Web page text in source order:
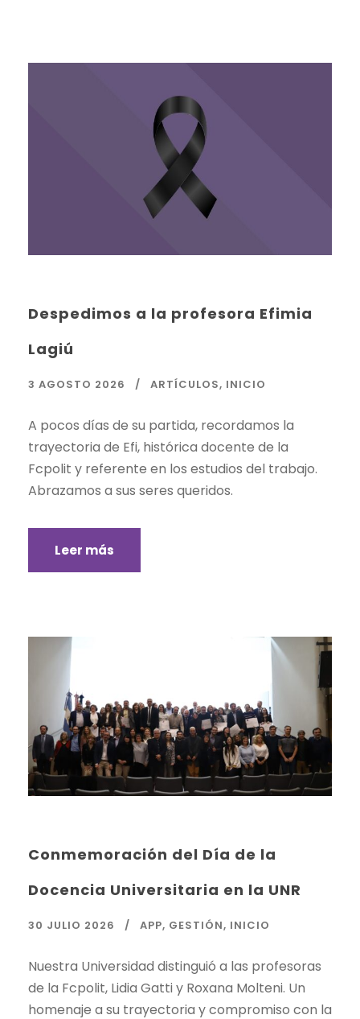
Despedimos a la profesora Efimia
Lagiú
3 AGOSTO 2026 ARTÍCULOS, INICIO
A pocos días de su partida, recordamos la
trayectoria de Efi, histórica docente de la
Fcpolit y referente en los estudios del trabajo.
Abrazamos a sus seres queridos.
Leer más
Conmemoración del Día de la
Docencia Universitaria en la UNR
30 JULIO 2026 APP, GESTIÓN, INICIO
Nuestra Universidad distinguió a las profesoras
de la Fcpolit, Lidia Gatti y Roxana Molteni. Un
homenaje a su trayectoria y compromiso con la